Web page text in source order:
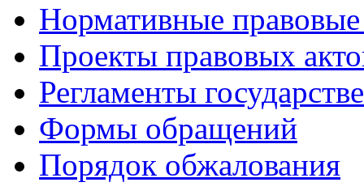
Нормативные
Проекты правовых
Регламенты
Формы обращений
Порядок обжалования